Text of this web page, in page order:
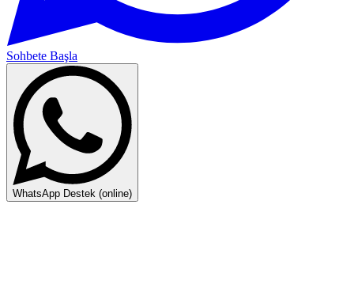
Sohbete Başla
WhatsApp Destek (online)